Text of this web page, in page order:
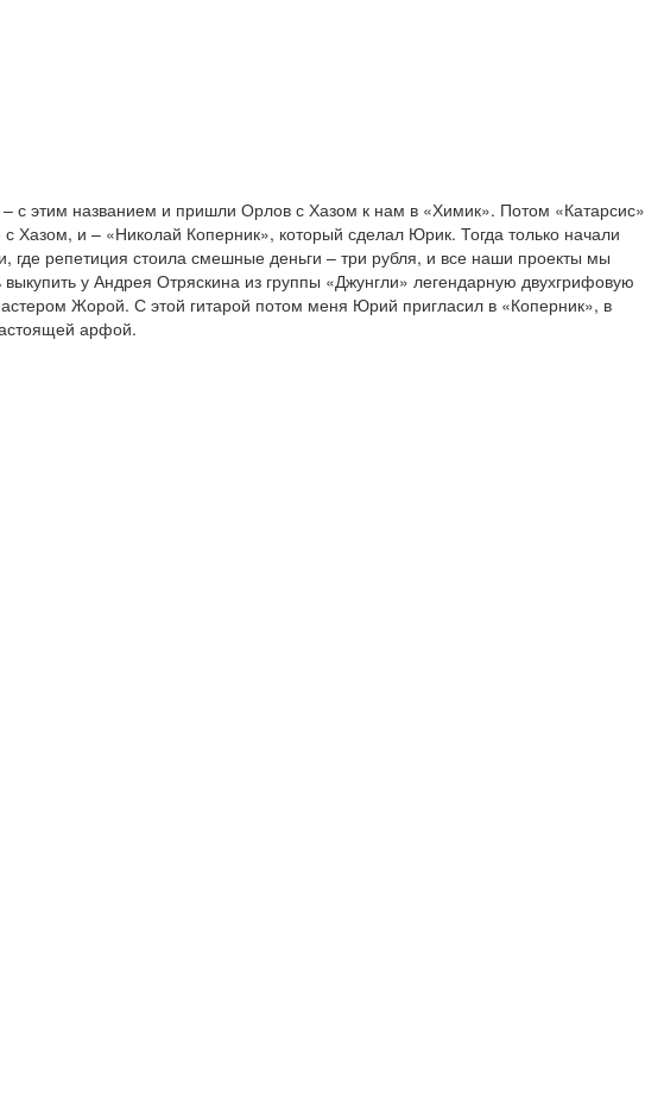
с этим названием и пришли Орлов с Хазом к нам в «Химик». Потом «Катарсис»
Хазом, и – «Николай Коперник», который сделал Юрик. Тогда только начали
где репетиция стоила смешные деньги – три рубля, и все наши проекты мы
у Андрея Отряскина из группы «Джунгли» легендарную двухгрифовую
Жорой. С этой гитарой потом меня Юрий пригласил в «Коперник», в
арфой.